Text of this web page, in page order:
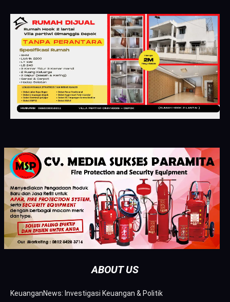
ABOUT US
KeuanganNews: Investigasi Keuangan & Politik